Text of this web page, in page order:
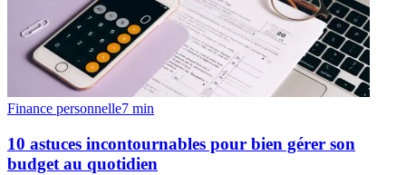
Finance personnelle7 min
10 astuces incontournables pour bien gérer son
budget au quotidien